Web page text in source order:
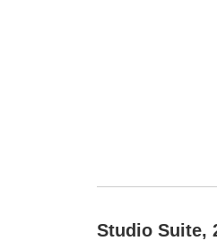
Studio Suite,